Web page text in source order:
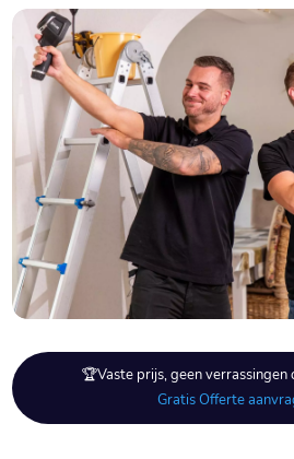
🏆Vaste prijs, geen verrassingen
Gratis Offerte